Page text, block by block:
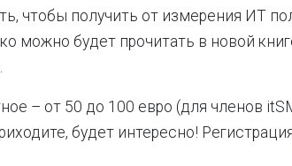
чтобы получить от измерения ИТ
можно будет прочитать в новой
– от 50 до 100 евро (для членов
будет интересно!